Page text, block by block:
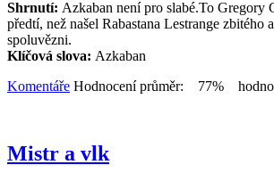
Shrnutí: Azkaban není pro slabé.To Gregory
předtí, než našel Rabastana Lestrange zbitého
spoluvězni.
Klíčová slova: Azkaban
Komentáře Hodnocení průměr: 77%
Mistr a vlk